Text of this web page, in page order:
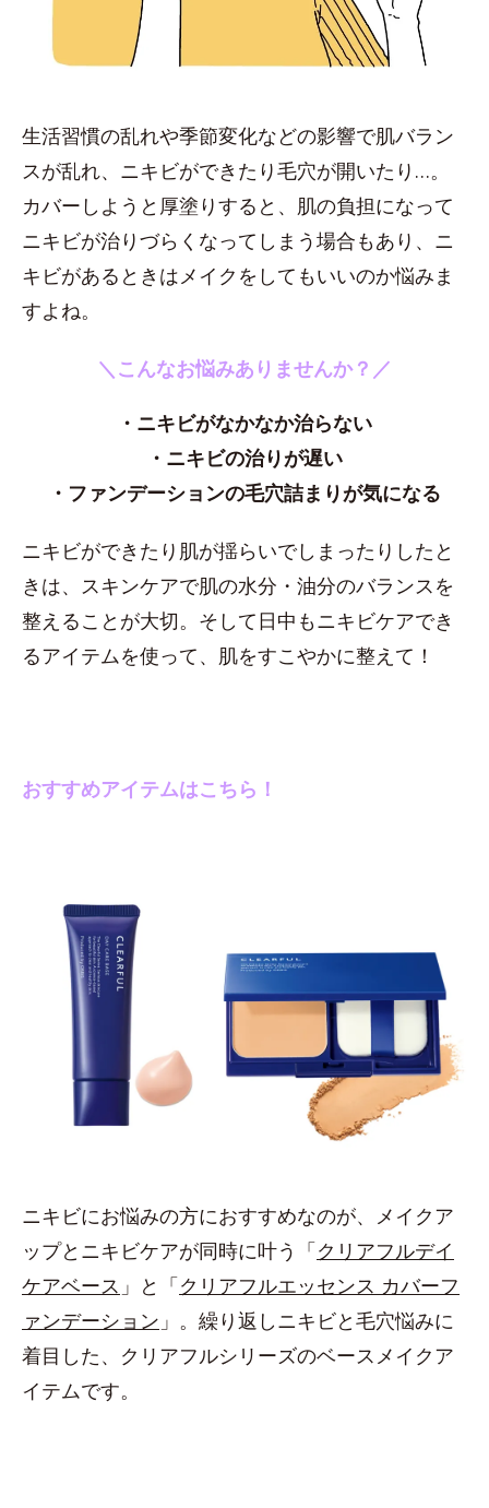
生活習慣の乱れや季節変化などの影響で肌バラン
スが乱れ、ニキビができたり毛穴が開いたり…。
カバーしようと厚塗りすると、肌の負担になって
ニキビが治りづらくなってしまう場合もあり、ニ
キビがあるときはメイクをしてもいいのか悩みま
すよね。
＼こんなお悩みありませんか？／
・ニキビがなかなか治らない
・ニキビの治りが遅い
・ファンデーションの毛穴詰まりが気になる
ニキビができたり肌が揺らいでしまったりしたと
きは、スキンケアで肌の水分・油分のバランスを
整えることが大切。そして日中もニキビケアでき
るアイテムを使って、肌をすこやかに整えて！
おすすめアイテムはこちら！
ニキビにお悩みの方におすすめなのが、メイクア
ップとニキビケアが同時に叶う「クリアフルデイ
ケアベース 」と「クリアフルエッセンス カバーフ
ァンデーション 」。繰り返しニキビと毛穴悩みに
着目した、クリアフルシリーズのベースメイクア
イテムです。